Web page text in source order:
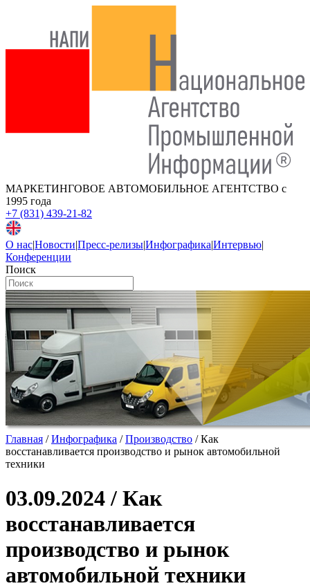
МАРКЕТИНГОВОЕ АВТОМОБИЛЬНОЕ АГЕНТСТВО с
1995 года
+7 (831) 439-21-82
О нас|Новости|Пресс-релизы|Инфографика|Интервью|
Конференции
Поиск
Главная /Инфографика /Производство /Как
восстанавливается производство и рынок автомобильной
техники
03.09.2024 / Как
восстанавливается
производство и рынок
автомобильной техники